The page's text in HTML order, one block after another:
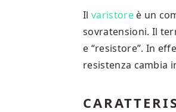
Il varistoreè un
sovratensioni. Il
e “resistore”. In
resistenza cambia